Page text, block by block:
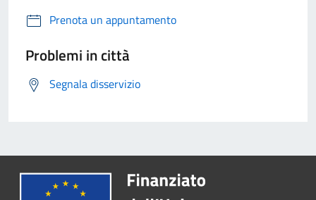
Prenota un appuntamento
Problemi in città
Segnala disservizio